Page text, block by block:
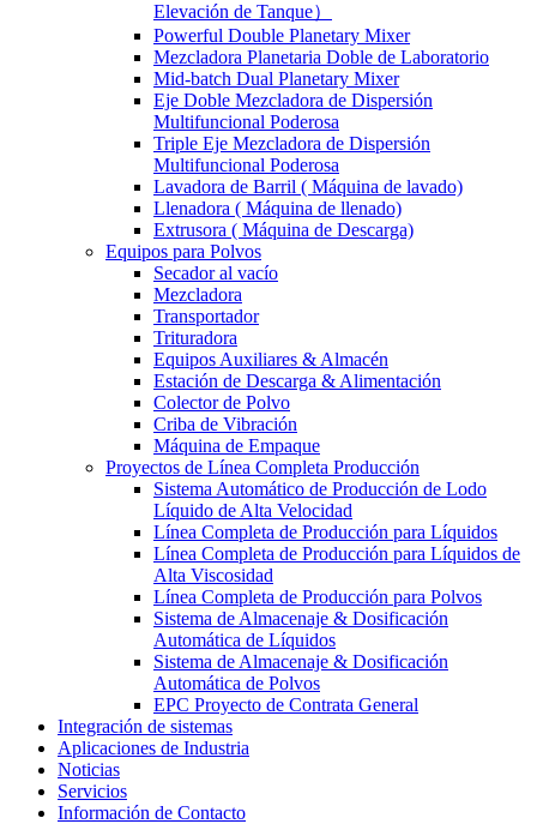
Elevación de Tanque）
Powerful Double Planetary Mixer
Mezcladora Planetaria Doble de Laboratorio
Mid-batch Dual Planetary Mixer
Eje Doble Mezcladora de Dispersión
Multifuncional Poderosa
Triple Eje Mezcladora de Dispersión
Multifuncional Poderosa
Lavadora de Barril ( Máquina de lavado)
Llenadora ( Máquina de llenado)
Extrusora ( Máquina de Descarga)
Equipos para Polvos
Secador al vacío
Mezcladora
Transportador
Trituradora
Equipos Auxiliares & Almacén
Estación de Descarga & Alimentación
Colector de Polvo
Criba de Vibración
Máquina de Empaque
Proyectos de Línea Completa Producción
Sistema Automático de Producción de Lodo
Líquido de Alta Velocidad
Línea Completa de Producción para Líquidos
Línea Completa de Producción para Líquidos de
Alta Viscosidad
Línea Completa de Producción para Polvos
Sistema de Almacenaje & Dosificación
Automática de Líquidos
Sistema de Almacenaje & Dosificación
Automática de Polvos
EPC Proyecto de Contrata General
Integración de sistemas
Aplicaciones de Industria
Noticias
Servicios
Información de Contacto